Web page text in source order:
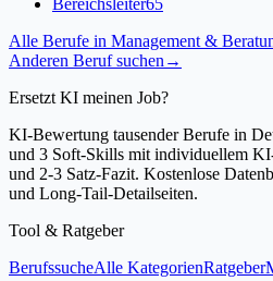
Alle Berufe in Management &
Anderen Beruf suchen →
Ersetzt KI meinen Job?
KI-Bewertung tausender Berufe in
und 3 Soft-Skills mit individuellem
und 2-3 Satz-Fazit. Kostenlose
und Long-Tail-Detailseiten.
Tool & Ratgeber
BerufssucheAlle KategorienRatgeber